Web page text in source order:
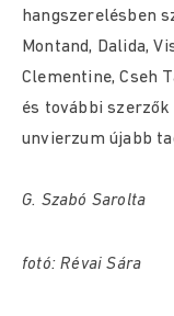
hangszerelésben
Montand, Dalida,
Clementine, Cseh
és további
unvierzum újabb
G. Szabó Sarolta
fotó: Révai Sára